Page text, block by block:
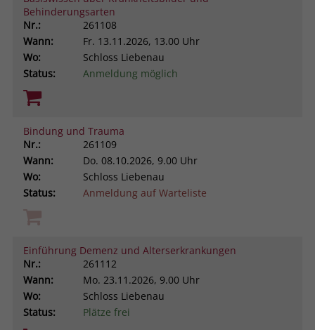
Behinderungsarten
Nr.:
261108
Wann:
Fr. 13.11.2026, 13.00 Uhr
Wo:
Schloss Liebenau
Status:
Anmeldung möglich
Bindung und Trauma
Nr.:
261109
Wann:
Do. 08.10.2026, 9.00 Uhr
Wo:
Schloss Liebenau
Status:
Anmeldung auf Warteliste
Einführung Demenz und Alterserkrankungen
Nr.:
261112
Wann:
Mo. 23.11.2026, 9.00 Uhr
Wo:
Schloss Liebenau
Status:
Plätze frei
Name
Anbieter stiftung-liebenau.de
Laufzeit
Zweck
allen Seitenanfragen bei.
Zweck
Browsers und die Einstellungen
exklusiv für diese Website zu speichern.
Dadurch wird gewährleistet, dass
Aktionen, die bei späteren Besuchen
derselben Website durchgeführt
Name _clsk
Anbieter www.clarity.ms
Laufzeit
Zweck
um die Seitenaufrufe eines Benutzers
zu speichern und in einer einzigen
Sitzungsaufzeichnung
zusammenzufassen.